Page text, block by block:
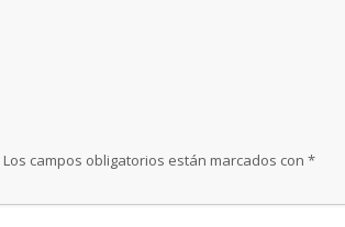
Los campos obligatorios están marcados con *